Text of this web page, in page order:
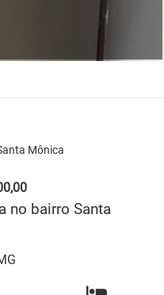
Mônica
no bairro Santa